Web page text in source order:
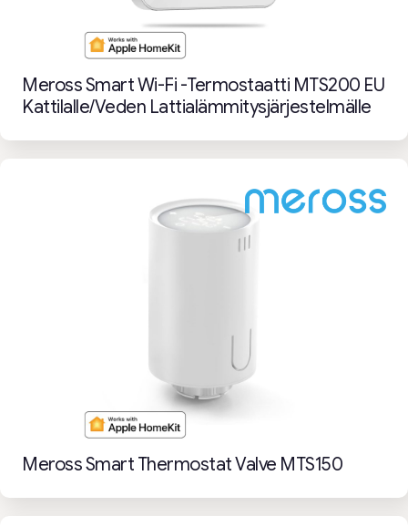
Meross Smart Wi-Fi -termostaatti MTS200 EU
Kattilalle/veden Lattialämmitysjärjestelmälle
Meross Smart Thermostat Valve MTS150